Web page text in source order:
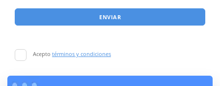
ENVIAR
Acepto términos y condiciones